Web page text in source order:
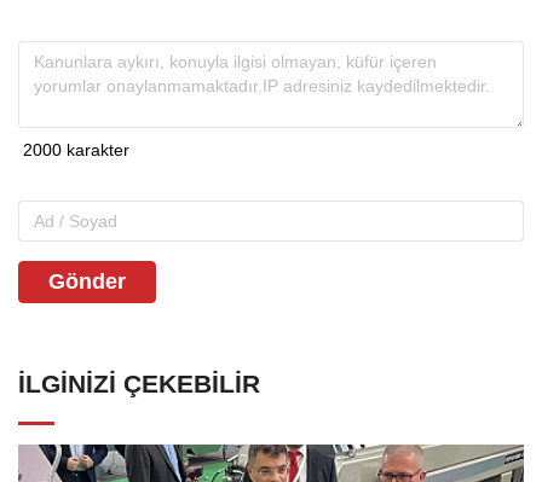
Gönder
İLGINIZI ÇEKEBILIR